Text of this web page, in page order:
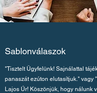
Sablonválaszok
"Tisztelt Ügyfelünk! Sajnálattal
panaszát ezúton elutasítjuk." vagy
Lajos Úr! Köszönjük, hogy nálunk